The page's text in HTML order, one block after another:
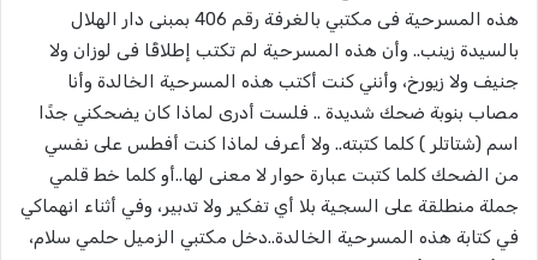
هذه المسرحية فى مكتبي بالغرفة رقم 406 بمبنى دار الهلال
بالسيدة زينب.. وأن هذه المسرحية لم تكتب إطلاقًا فى لوزان ولا
جنيف ولا زيورخ، وأنني كنت أكتب هذه المسرحية الخالدة وأنا
مصاب بنوبة ضحك شديدة .. فلست أدرى لماذا كان يضحكني جدًا
اسم (شتاتلر ) كلما كتبته.. ولا أعرف لماذا كنت أفطس على نفسي
من الضحك كلما كتبت عبارة حوار لا معنى لها..أو كلما خط قلمي
جملة منطلقة على السجية بلا أي تفكير ولا تدبير، وفي أثناء انهماكي
في كتابة هذه المسرحية الخالدة..دخل مكتبي الزميل حلمي سلام،